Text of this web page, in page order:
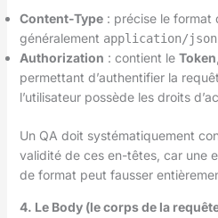
Content-Type: précise le format
généralement application/json
Authorization : contient le Token
permettant d’authentifier la
l’utilisateur possède les droits
Un QA doit systématiquement
validité de ces en-têtes, car une
de format peut fausser
4. Le Body (le corps de la